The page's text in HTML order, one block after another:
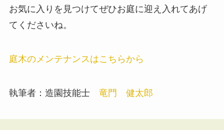
お気に入りを見つけてぜひお庭に迎え入れてあげ
てくださいね。
庭木のメンテナンスはこちらから
執筆者：造園技能士 竜門 健太郎